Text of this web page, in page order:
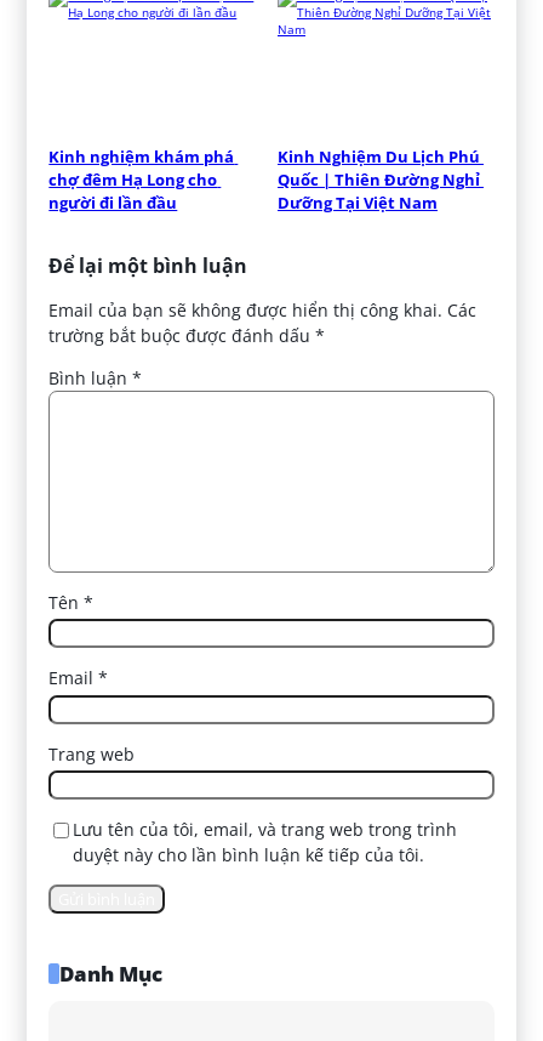
Kinh nghiệm khám phá
chợ đêm Hạ Long cho
người đi lần đầu
Kinh Nghiệm Du Lịch Phú
Quốc | Thiên Đường Nghỉ
Dưỡng Tại Việt Nam
Để lại một bình luận
Email của bạn sẽ không được hiển thị công khai. Các
trường bắt buộc được đánh dấu*
Bình luận*
Tên*
Email*
Trang web
Lưu tên của tôi, email, và trang web trong trình
duyệt này cho lần bình luận kế tiếp của tôi.
Danh Mục